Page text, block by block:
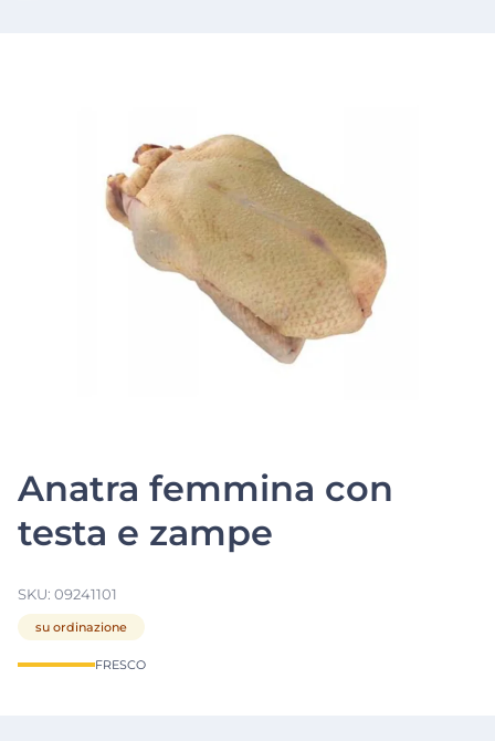
Anatra femmina con
testa e zampe
SKU: 09241101
su ordinazione
FRESCO